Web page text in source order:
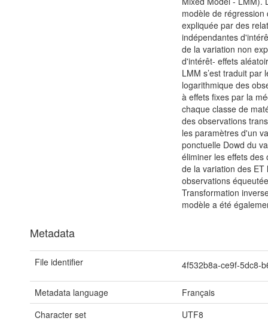
modèle de
expliquée par des
indépendantes
de la variation non
d'intérêt- effets
LMM s’est traduit par
logarithmique des
à effets fixes par la
chaque classe de
des observations
les paramètres d'un
ponctuelle Dowd du
éliminer les effets
de la variation des
observations
Transformation
modèle a été
Metadata
File identifier 4f532b8a-ce9f-5dc8-
Metadata language
Français
Character set
UTF8